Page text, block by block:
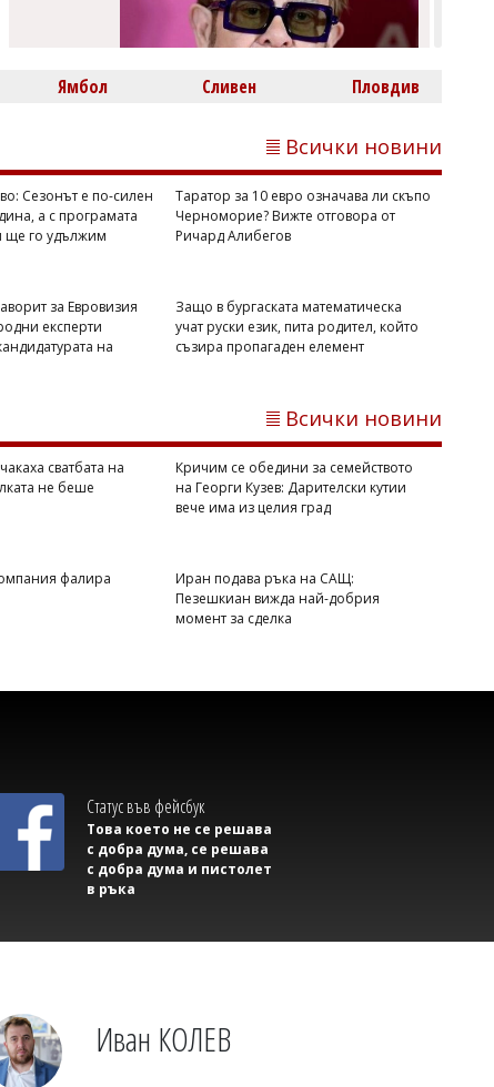
Михаил ДИМИТРОВ
Режисьорът Тео Ушев: Не, не са
садисти, а проруски неонацисти
Михаил ДИМИТРОВ
Ямбол Сливен Пловдив
Всички новини
Сезонът е по-силен
а с програмата
ще го удължим
Таратор за 10 евро означава ли скъпо
Черноморие? Вижте отговора от
Ричард Алибегов
за Евровизия
експерти
на
Защо в бургаската математическа
учат руски език, пита родител, който
съзира пропагаден елемент
Всички новини
сватбата на
не беше
Кричим се обедини за семейството
на Георги Кузев: Дарителски кутии
вече има из целия град
фалира
Иран подава ръка на САЩ:
Пезешкиан вижда най-добрия
момент за сделка
Статус във фейсбук
Това което не се решава
с добра дума, се решава
с добра дума и пистолет
в ръка
Иван КОЛЕВ